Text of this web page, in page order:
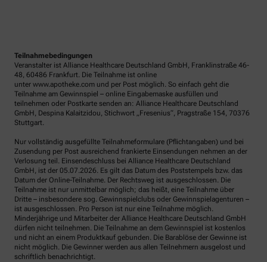
Teilnahmebedingungen
Veranstalter ist Alliance Healthcare Deutschland GmbH, Franklinstraße 46-
48, 60486 Frankfurt. Die Teilnahme ist online
unter www.apotheke.com und per Post möglich. So einfach geht die
Teilnahme am Gewinnspiel – online Eingabemaske ausfüllen und
teilnehmen oder Postkarte senden an: Alliance Healthcare Deutschland
GmbH, Despina Kalaitzidou, Stichwort „Fresenius“, Pragstraße 154, 70376
Stuttgart.
Nur vollständig ausgefüllte Teilnahmeformulare (Pflichtangaben) und bei
Zusendung per Post ausreichend frankierte Einsendungen nehmen an der
Verlosung teil. Einsendeschluss bei Alliance Healthcare Deutschland
GmbH, ist der 05.07.2026. Es gilt das Datum des Poststempels bzw. das
Datum der Online-Teilnahme. Der Rechtsweg ist ausgeschlossen. Die
Teilnahme ist nur unmittelbar möglich; das heißt, eine Teilnahme über
Dritte – insbesondere sog. Gewinnspielclubs oder Gewinnspielagenturen –
ist ausgeschlossen. Pro Person ist nur eine Teilnahme möglich.
Minderjährige und Mitarbeiter der Alliance Healthcare Deutschland GmbH
dürfen nicht teilnehmen. Die Teilnahme an dem Gewinnspiel ist kostenlos
und nicht an einem Produktkauf gebunden. Die Barablöse der Gewinne ist
nicht möglich. Die Gewinner werden aus allen Teilnehmern ausgelost und
schriftlich benachrichtigt.